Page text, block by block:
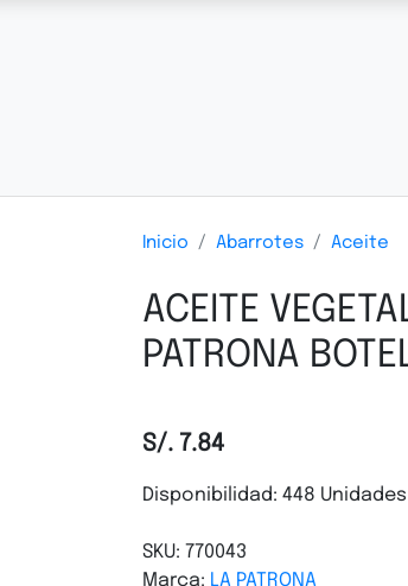
Inicio Abarrotes Aceite
ACEITE
PATRONA
S/. 7.84
Disponibilidad: 448 Unidades
SKU: 770043
Marca: LA PATRONA